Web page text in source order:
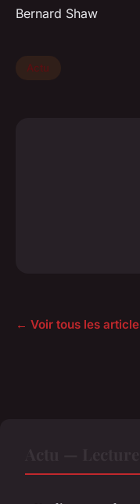
Bernard Shaw
Actu
← Voir tous les